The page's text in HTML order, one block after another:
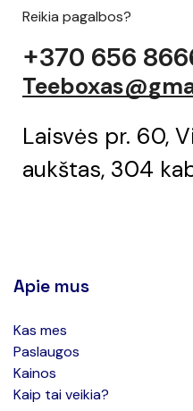
Reikia pagalbos?
+370 656
Laisvės pr. 60,
aukštas, 304
Apie mus
Kas mes
Paslaugos
Kainos
Kaip tai veikia?